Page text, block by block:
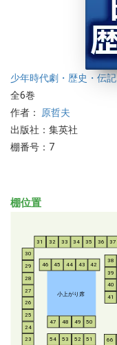
少年時代劇・歴史・伝記
全6巻
作者：
原哲夫
出版社：集英社
棚番号：7
棚位置
小上がり席
23
24
25
26
27
28
29
30
31 32 33 34 35 36 37
38
39
40
41
42
43
44
45
46
47 48 49 50
51
52
53
54
66